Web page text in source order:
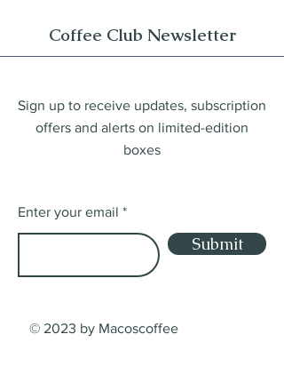
Coffee Club Newsletter
Sign up to receive updates, subscription
offers and alerts on limited-edition
boxes
Enter your email
Submit
© 2023 by Macoscoffee